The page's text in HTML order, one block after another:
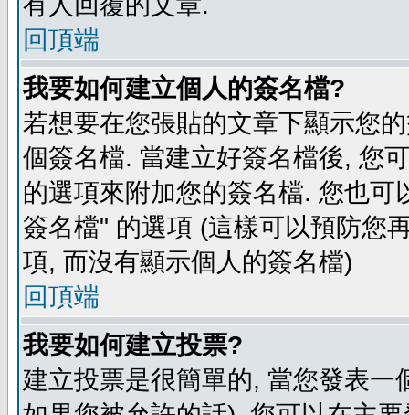
回頂端
我要如何建立個人的簽名檔?
若想要在您張貼的文章下顯示您
個簽名檔. 當建立好簽名檔後, 您
的選項來附加您的簽名檔. 您也
簽名檔" 的選項 (這樣可以預防您
項, 而沒有顯示個人的簽名檔)
回頂端
我要如何建立投票?
建立投票是很簡單的, 當您發表